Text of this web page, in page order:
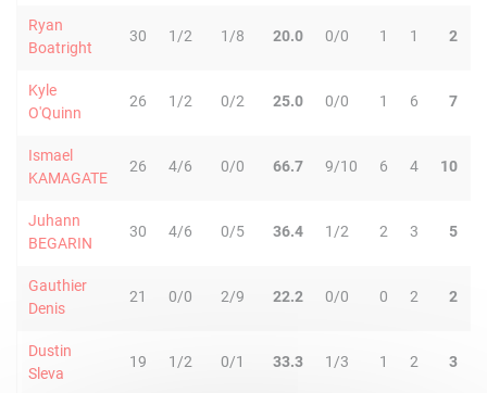
Ryan
Boatright
30 1/2 1/8 20.0 0/0 1 1 2
Kyle
O'Quinn
26 1/2 0/2 25.0 0/0 1 6 7
Ismael
KAMAGATE
26 4/6 0/0 66.7 9/10 6 4 10
Juhann
BEGARIN
30 4/6 0/5 36.4 1/2 2 3 5
Gauthier
Denis
21 0/0 2/9 22.2 0/0 0 2 2
Dustin
Sleva
19 1/2 0/1 33.3 1/3 1 2 3